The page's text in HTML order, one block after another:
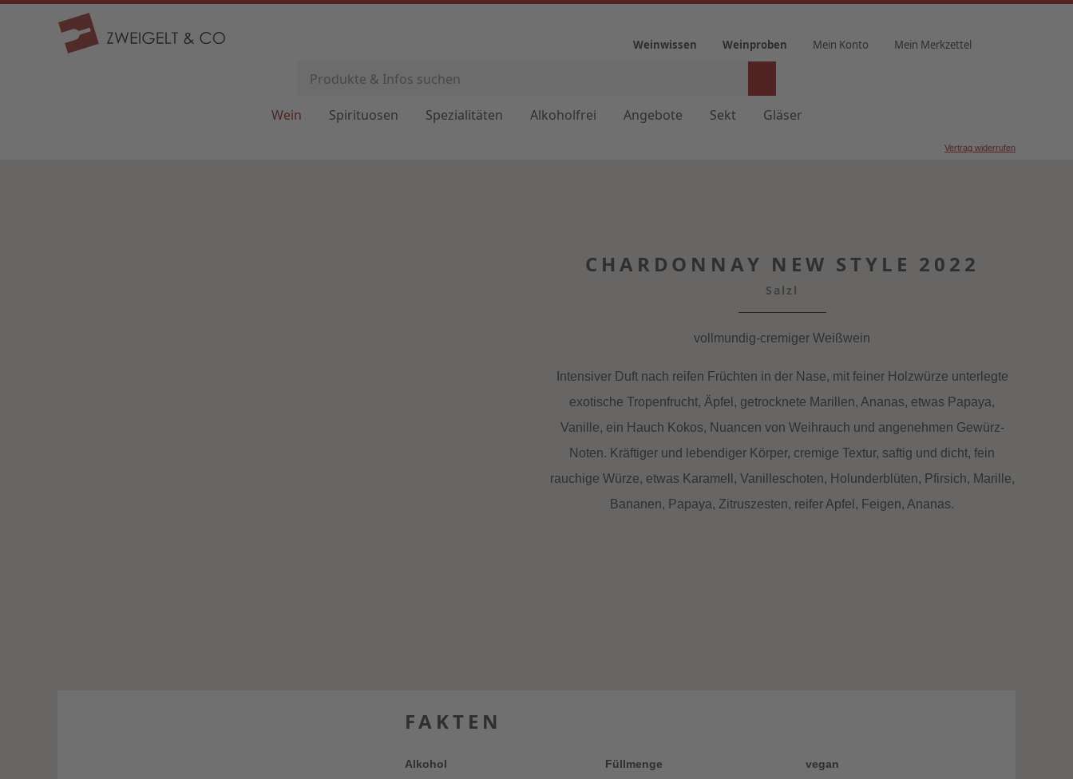
Weinwissen Weinproben Mein Konto Mein Merkzettel
Wein Spirituosen Spezialitäten Alkoholfrei Angebote Sekt Gläser
Vertrag widerrufen
CHARDONNAY NEW STYLE 2022
Salzl
vollmundig-cremiger Weißwein
Intensiver Duft nach reifen Früchten in der Nase, mit feiner Holzwürze unterlegte
exotische Tropenfrucht, Äpfel, getrocknete Marillen, Ananas, etwas Papaya,
Vanille, ein Hauch Kokos, Nuancen von Weihrauch und angenehmen Gewürz-
Noten. Kräftiger und lebendiger Körper, cremige Textur, saftig und dicht, fein
rauchige Würze, etwas Karamell, Vanilleschoten, Holunderblüten, Pfirsich, Marille,
Bananen, Papaya, Zitruszesten, reifer Apfel, Feigen, Ananas.
FAKTEN
Alkohol
Füllmenge
vegan